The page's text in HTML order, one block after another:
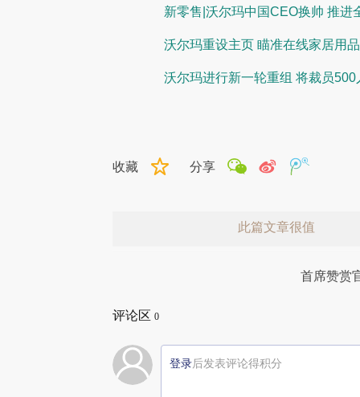
新零售|沃尔玛中国CEO换帅 推进
沃尔玛重设主页 瞄准在线家居用
沃尔玛进行新一轮重组 将裁员500
收藏 分享
此篇文章很值
首席赞赏
评论区 0
登录后发表评论得积分